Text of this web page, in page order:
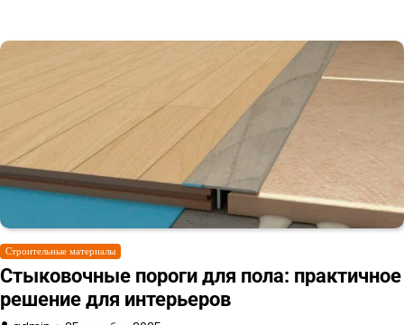
Строительные материалы
Стыковочные пороги для пола: практичное
решение для интерьеров